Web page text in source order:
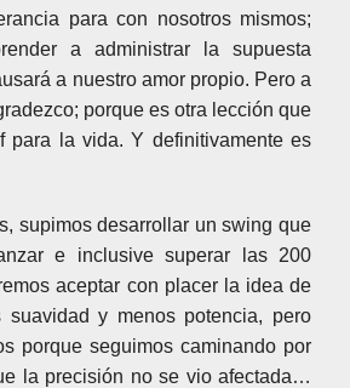
para con nosotros mismos;
a administrar la supuesta
a nuestro amor propio. Pero a
porque es otra lección que
para la vida. Y definitivamente es
supimos desarrollar un swing que
e inclusive superar las 200
aceptar con placer la idea de
suavidad y menos potencia, pero
porque seguimos caminando por
la precisión no se vio afectada…